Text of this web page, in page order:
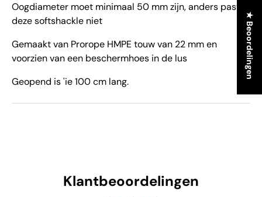
Oogdiameter moet minimaal 50 mm zijn, anders past
deze softshackle niet
Gemaakt van Prorope HMPE touw van 22 mm en
voorzien van een beschermhoes in de lus
Geopend is 'ie 100 cm lang.
Klantbeoordelingen
★ Beoordelingen